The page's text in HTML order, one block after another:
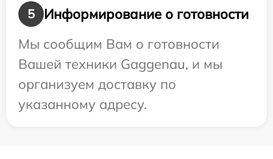
5
Информирование о готовности
Мы сообщим Вам о готовности
Вашей техники Gaggenau, и мы
организуем доставку по
указанному адресу.